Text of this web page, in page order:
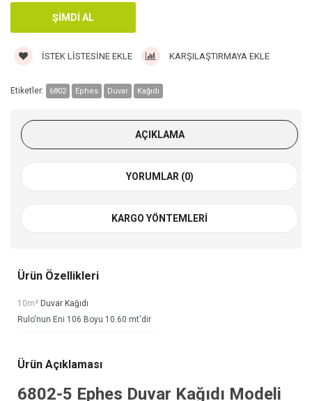
İSTEK LISTESINE EKLE KARŞILAŞTIRMAYA EKLE
Etiketler: 6802 Ephes Duvar Kağıdı
AÇIKLAMA
YORUMLAR (0)
KARGO YÖNTEMLERI
Ürün Özellikleri
10m² Duvar Kağıdı
Rulo'nun Eni 106 Boyu 10.60 mt'dir
Ürün Açıklaması
6802-5 Ephes Duvar Kağıdı Modeli